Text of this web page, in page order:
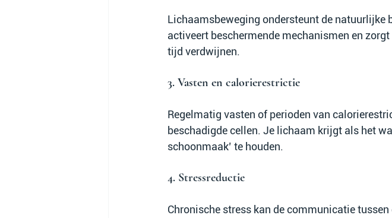
Lichaamsbeweging ondersteunt de natuurlijke
activeert beschermende mechanismen en
tijd verdwijnen.
3. Vasten en calorierestrictie
Regelmatig vasten of perioden van
beschadigde cellen. Je lichaam krijgt als het
schoonmaak’ te houden.
4. Stressreductie
Chronische stress kan de communicatie